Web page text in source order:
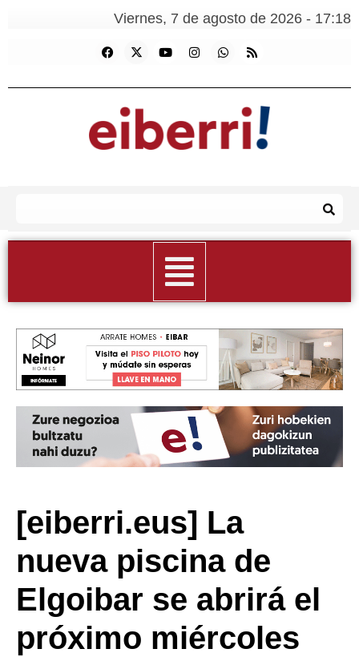
Viernes, 7 de agosto de 2026 - 17:18
[eiberri.eus] La
nueva piscina de
Elgoibar se abrirá el
próximo miércoles